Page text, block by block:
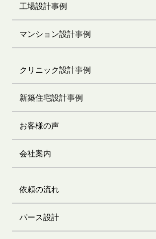
工場設計事例
マンション設計事例
クリニック設計事例
新築住宅設計事例
お客様の声
会社案内
依頼の流れ
パース設計